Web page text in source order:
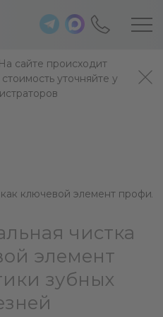
сайте происходит
уточняйте у
ключевой элемент
чистка
элемент
зубных